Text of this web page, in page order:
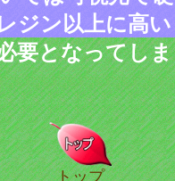
ジン以上に高い
要となってしま
トップ